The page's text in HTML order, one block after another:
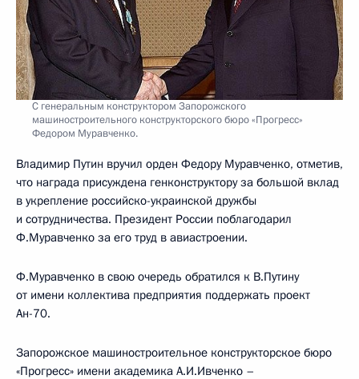
С генеральным конструктором Запорожского
машиностроительного конструкторского бюро «Прогресс»
Федором Муравченко.
Владимир Путин вручил орден Федору Муравченко, отметив,
что награда присуждена генконструктору за большой вклад
в укрепление российско-украинской дружбы
и сотрудничества. Президент России поблагодарил
Ф.Муравченко за его труд в авиастроении.
Ф.Муравченко в свою очередь обратился к В.Путину
от имени коллектива предприятия поддержать проект
Ан-70.
Запорожское машиностроительное конструкторское бюро
«Прогресс» имени академика А.И.Ивченко –